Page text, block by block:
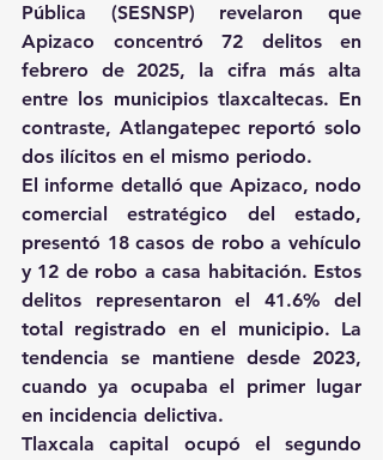
Pública (SESNSP) revelaron que
Apizaco concentró 72 delitos en
febrero de 2025, la cifra más alta
entre los municipios tlaxcaltecas. En
contraste, Atlangatepec reportó solo
dos ilícitos en el mismo periodo.
El informe detalló que Apizaco, nodo
comercial estratégico del estado,
presentó 18 casos de robo a vehículo
y 12 de robo a casa habitación. Estos
delitos representaron el 41.6% del
total registrado en el municipio. La
tendencia se mantiene desde 2023,
cuando ya ocupaba el primer lugar
en incidencia delictiva.
Tlaxcala capital ocupó el segundo